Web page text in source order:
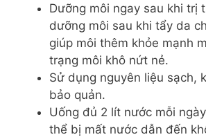
Dưỡng môi ngay sau khi trị
dưỡng môi sau khi tẩy da
giúp môi thêm khỏe mạnh
trạng môi khô nứt nẻ.
Sử dụng nguyên liệu sạch,
bảo quản.
Uống đủ 2 lít nước mỗi
thể bị mất nước dẫn đến